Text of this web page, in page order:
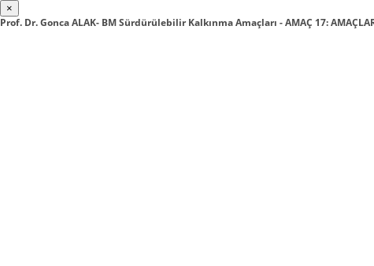
×
Prof. Dr. Gonca ALAK- BM Sürdürülebilir Kalkınma Amaçları - AMAÇ 17: